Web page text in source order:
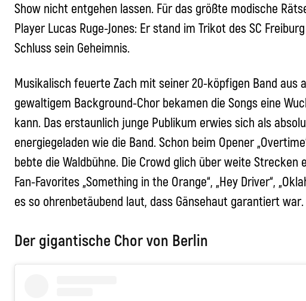
Show nicht entgehen lassen. Für das größte modische
Player Lucas Ruge-Jones: Er stand im Trikot des SC
Schluss sein Geheimnis.
Musikalisch feuerte Zach mit seiner 20-köpfigen Band aus
gewaltigem Background-Chor bekamen die Songs eine
kann. Das erstaunlich junge Publikum erwies sich als
energiegeladen wie die Band. Schon beim Opener
bebte die Waldbühne. Die Crowd glich über weite Strecken
Fan-Favorites „Something in the Orange“, „Hey Driver“,
es so ohrenbetäubend laut, dass Gänsehaut garantiert war.
Der gigantische Chor von Berlin